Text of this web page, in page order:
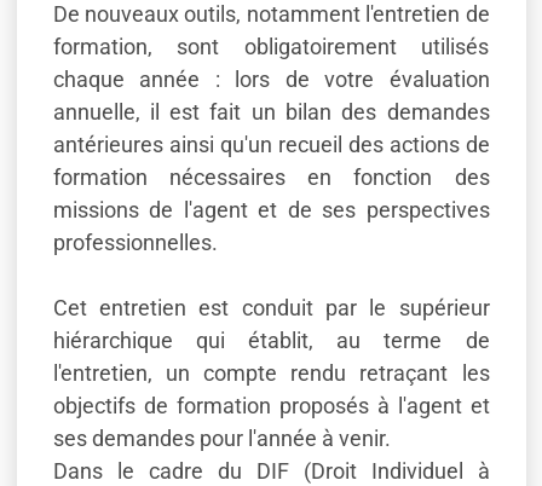
De nouveaux outils, notamment l'entretien de
formation, sont obligatoirement utilisés
chaque année : lors de votre évaluation
annuelle, il est fait un bilan des demandes
antérieures ainsi qu'un recueil des actions de
formation nécessaires en fonction des
missions de l'agent et de ses perspectives
professionnelles.
Cet entretien est conduit par le supérieur
hiérarchique qui établit, au terme de
l'entretien, un compte rendu retraçant les
objectifs de formation proposés à l'agent et
ses demandes pour l'année à venir.
Dans le cadre du DIF (Droit Individuel à